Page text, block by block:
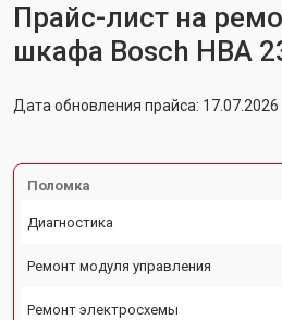
Прайс-лист на
шкафа Bosch HBA
Дата обновления прайса: 17.07.2026
Поломка
Диагностика
Ремонт модуля управления
Ремонт электросхемы